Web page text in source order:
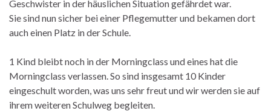
Geschwister in der häuslichen Situation gefährdet war.
Sie sind nun sicher bei einer Pflegemutter und bekamen dort
auch einen Platz in der Schule.
1 Kind bleibt noch in der Morningclass und eines hat die
Morningclass verlassen. So sind insgesamt 10 Kinder
eingeschult worden, was uns sehr freut und wir werden sie auf
ihrem weiteren Schulweg begleiten.